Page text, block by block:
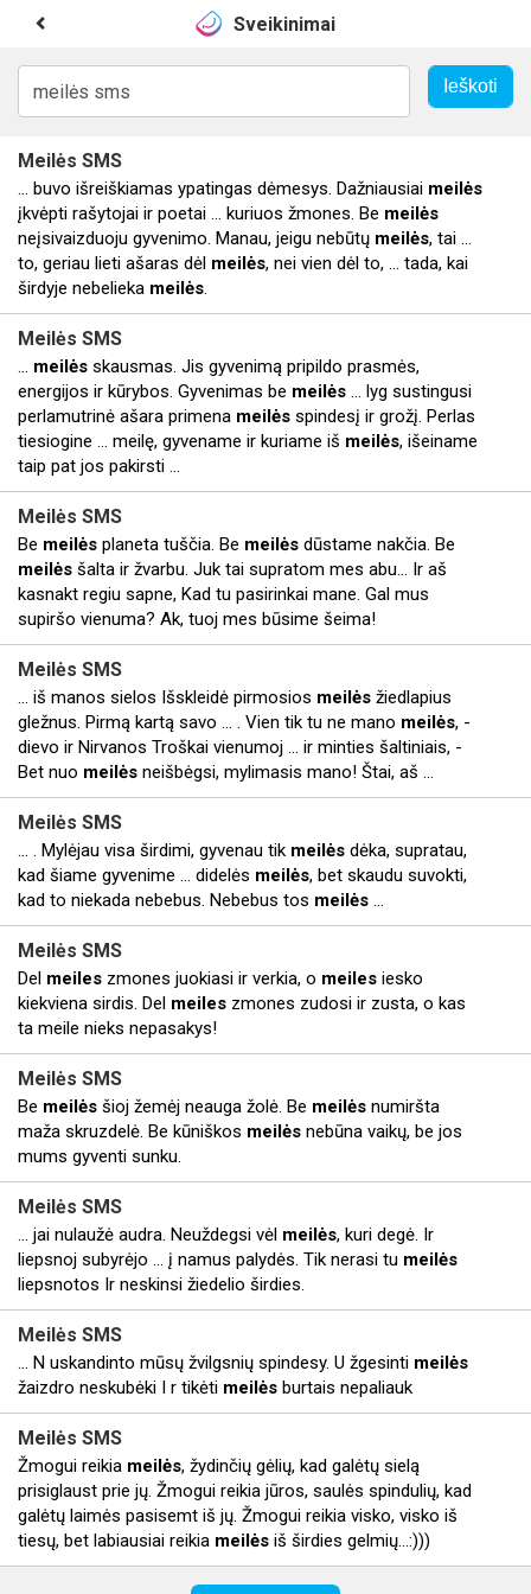
Sveikinimai
Meilės SMS
... buvo išreiškiamas ypatingas dėmesys. Dažniausiai meilės
įkvėpti rašytojai ir poetai ... kuriuos žmones. Be meilės
neįsivaizduoju gyvenimo. Manau, jeigu nebūtų meilės, tai ...
to, geriau lieti ašaras dėl meilės, nei vien dėl to, ... tada, kai
širdyje nebelieka meilės.
Meilės SMS
... meilės skausmas. Jis gyvenimą pripildo prasmės,
energijos ir kūrybos. Gyvenimas be meilės ... lyg sustingusi
perlamutrinė ašara primena meilės spindesį ir grožį. Perlas
tiesiogine ... meilę, gyvename ir kuriame iš meilės, išeiname
taip pat jos pakirsti ...
Meilės SMS
Be meilės planeta tuščia. Be meilės dūstame nakčia. Be
meilės šalta ir žvarbu. Juk tai supratom mes abu... Ir aš
kasnakt regiu sapne, Kad tu pasirinkai mane. Gal mus
supiršo vienuma? Ak, tuoj mes būsime šeima!
Meilės SMS
... iš manos sielos Išskleidė pirmosios meilės žiedlapius
gležnus. Pirmą kartą savo ... . Vien tik tu ne mano meilės, -
dievo ir Nirvanos Troškai vienumoj ... ir minties šaltiniais, -
Bet nuo meilės neišbėgsi, mylimasis mano! Štai, aš ...
Meilės SMS
... . Mylėjau visa širdimi, gyvenau tik meilės dėka, supratau,
kad šiame gyvenime ... didelės meilės, bet skaudu suvokti,
kad to niekada nebebus. Nebebus tos meilės ...
Meilės SMS
Del meiles zmones juokiasi ir verkia, o meiles iesko
kiekviena sirdis. Del meiles zmones zudosi ir zusta, o kas
ta meile nieks nepasakys!
Meilės SMS
Be meilės šioj žemėj neauga žolė. Be meilės numiršta
maža skruzdelė. Be kūniškos meilės nebūna vaikų, be jos
mums gyventi sunku.
Meilės SMS
... jai nulaužė audra. Neuždegsi vėl meilės, kuri degė. Ir
liepsnoj subyrėjo ... į namus palydės. Tik nerasi tu meilės
liepsnotos Ir neskinsi žiedelio širdies.
Meilės SMS
... N uskandinto mūsų žvilgsnių spindesy. U žgesinti meilės
žaizdro neskubėki I r tikėti meilės burtais nepaliauk
Meilės SMS
Žmogui reikia meilės, žydinčių gėlių, kad galėtų sielą
prisiglaust prie jų. Žmogui reikia jūros, saulės spindulių, kad
galėtų laimės pasisemt iš jų. Žmogui reikia visko, visko iš
tiesų, bet labiausiai reikia meilės iš širdies gelmių...:)))